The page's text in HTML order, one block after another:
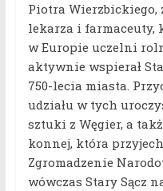
Piotra
lekarza i farmaceuty,
w Europie uczelni
aktywnie wspierał
750-lecia miasta.
udziału w tych
sztuki z Węgier, a
konnej, która
Zgromadzenie
wówczas Stary Sącz